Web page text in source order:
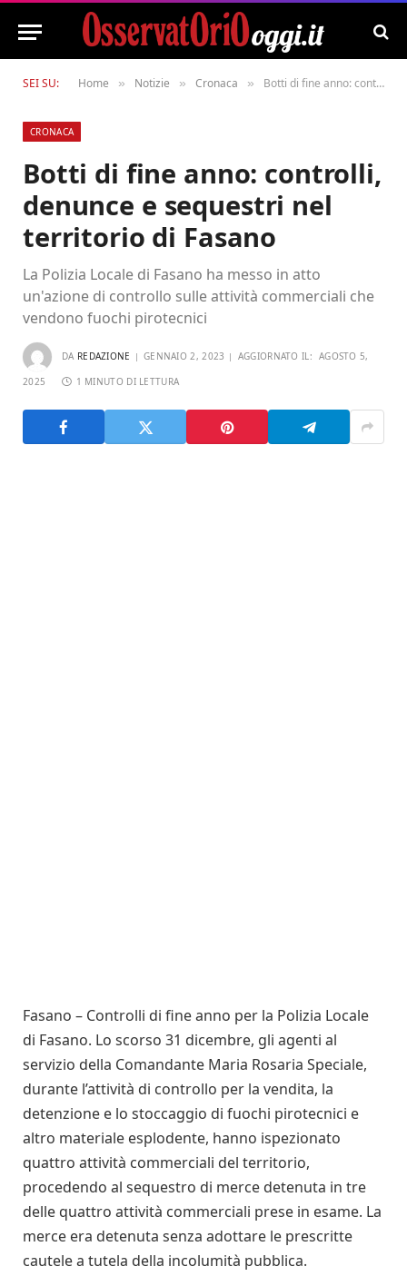
SEI SU: Home » Notizie » Cronaca » Botti di fine anno: controlli, denunce e sequestri nel territorio di Fasano
CRONACA
Botti di fine anno: controlli,
denunce e sequestri nel
territorio di Fasano
La Polizia Locale di Fasano ha messo in atto
un'azione di controllo sulle attività commerciali che
vendono fuochi pirotecnici
DA REDAZIONE GENNAIO 2, 2023 AGGIORNATO IL: AGOSTO 5,
2025 1 MINUTO DI LETTURA
Fasano – Controlli di fine anno per la Polizia Locale
di Fasano. Lo scorso 31 dicembre, gli agenti al
servizio della Comandante Maria Rosaria Speciale,
durante l’attività di controllo per la vendita, la
detenzione e lo stoccaggio di fuochi pirotecnici e
altro materiale esplodente, hanno ispezionato
quattro attività commerciali del territorio,
procedendo al sequestro di merce detenuta in tre
delle quattro attività commerciali prese in esame. La
merce era detenuta senza adottare le prescritte
cautele a tutela della incolumità pubblica.